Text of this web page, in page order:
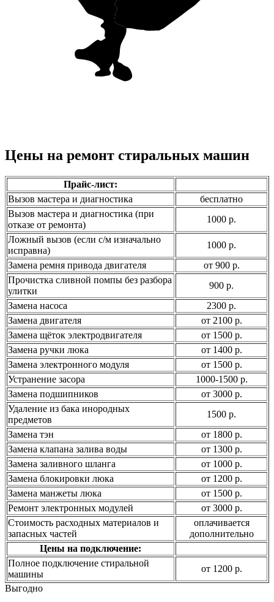
Цены на ремонт стиральных машин
Прайс-лист:
Вызов мастера и диагностика
бесплатно
Вызов мастера и диагностика (при
отказе от ремонта)
1000 р.
Ложный вызов (если с/м изначально
исправна)
1000 р.
Замена ремня привода двигателя
от 900 р.
Прочистка сливной помпы без разбора
улитки
900 р.
Замена насоса
2300 р.
Замена двигателя
от 2100 р.
Замена щёток электродвигателя
от 1500 р.
Замена ручки люка
от 1400 р.
Замена электронного модуля
от 1500 р.
Устранение засора
1000-1500 р.
Замена подшипников
от 3000 р.
Удаление из бака инородных
предметов
1500 р.
Замена тэн
от 1800 р.
Замена клапана залива воды
от 1300 р.
Замена заливного шланга
от 1000 р.
Замена блокировки люка
от 1200 р.
Замена манжеты люка
от 1500 р.
Ремонт электронных модулей
от 3000 р.
Стоимость расходных материалов и
запасных частей
оплачивается
дополнительно
Цены на подключение:
Полное подключение стиральной
машины
от 1200 р.
Выгодно